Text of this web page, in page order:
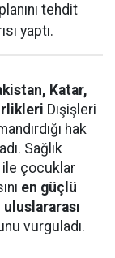
tehdit
yaptı.
Katar,
Dışişleri
hak
Sağlık
ile çocuklar
en güçlü
uluslararası
vurguladı.